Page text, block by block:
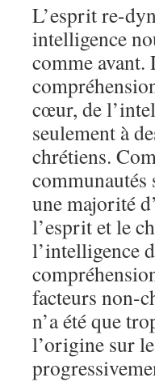
L’esprit re-
intelligence
comme avant.
cœur, de
seulement à
chrétiens.
une majorité
l’esprit et le
l’intelligence
facteurs non-
n’a été que
l’origine sur